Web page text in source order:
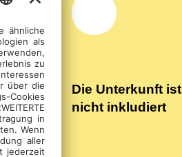
Die Unterkunft ist
nicht inkludiert